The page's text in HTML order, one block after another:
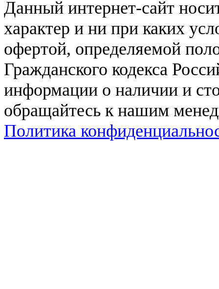
Данный интернет-сайт
характер и ни при каких
офертой, определяемой
Гражданского кодекса
информации о наличии и
обращайтесь к нашим
Политика